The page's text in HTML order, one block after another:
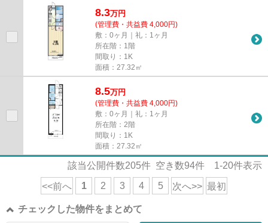
8.3万円
(管理費・共益費 4,000円)
敷：0ヶ月｜礼：1ヶ月
所在階：1階
間取り：1K
面積：27.32㎡
8.5万円
(管理費・共益費 4,000円)
敷：0ヶ月｜礼：1ヶ月
所在階：2階
間取り：1K
面積：27.32㎡
該当公開件数205件 空き数94件 1-20件表示
<<前へ 1 2 3 4 5 次へ>> 最初
チェックした物件をまとめて